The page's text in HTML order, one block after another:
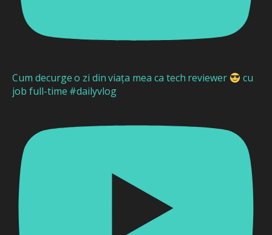
Cum decurge o zi din viața mea ca tech reviewer
cu
job full-time #dailyvlog